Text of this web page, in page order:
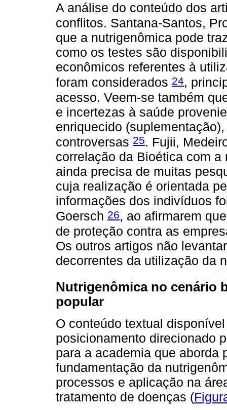
A análise do conteúdo dos
conflitos. Santana-Santos,
que a nutrigenômica pode
como os testes são
econômicos referentes à
foram considerados 24,
acesso. Veem-se também
e incertezas à saúde
enriquecido
controversas 25. Fujii,
correlação da Bioética com
ainda precisa de muitas
cuja realização é orientada
informações dos indivíduos
Goersch 26, ao afirmarem
de proteção contra as
Os outros artigos não
decorrentes da utilização da
Nutrigenômica no cenário
popular
O conteúdo textual
posicionamento direcionado
para a academia que aborda
fundamentação da
processos e aplicação na
tratamento de doenças (